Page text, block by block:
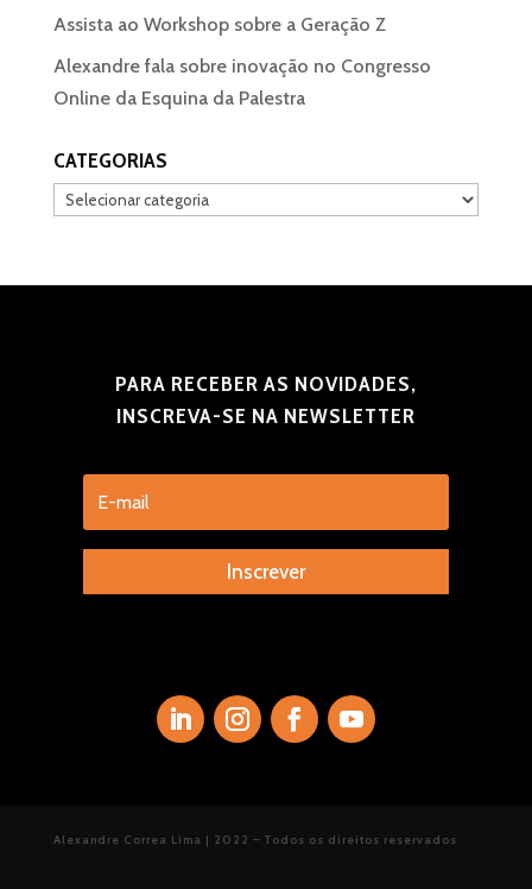
Assista ao Workshop sobre a Geração Z
Alexandre fala sobre inovação no Congresso
Online da Esquina da Palestra
CATEGORIAS
Categorias
PARA RECEBER AS NOVIDADES,
INSCREVA-SE NA NEWSLETTER
Inscrever
Alexandre Correa Lima | 2022 – Todos os direitos reservados